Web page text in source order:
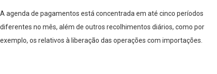
​A agenda de pagamentos está concentrada em até cinco períodos
diferentes no mês, além de outros recolhimentos diários, como por
exemplo, os relativos à liberação das operações com importações.